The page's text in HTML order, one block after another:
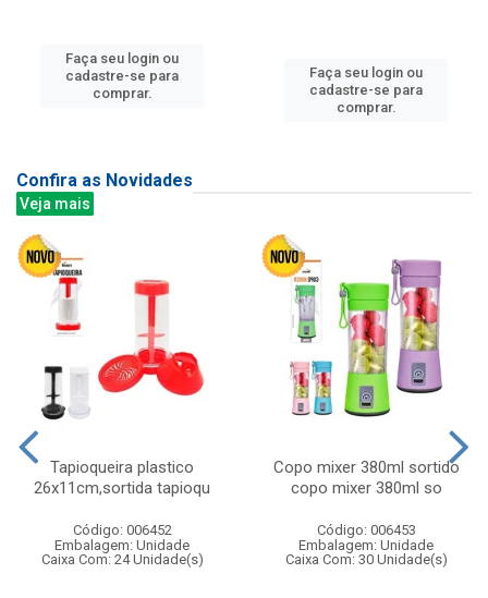
Faça seu login ou
cadastre-se para
comprar.
Faça seu login ou
cadastre-se para
comprar.
Confira as Novidades
Veja mais
Tapioqueira plastico
26x11cm,sortida tapioqu
Código: 006452
Embalagem: Unidade
Caixa Com: 24 Unidade(s)
Copo mixer 380ml sortido
copo mixer 380ml so
Código: 006453
Embalagem: Unidade
Caixa Com: 30 Unidade(s)